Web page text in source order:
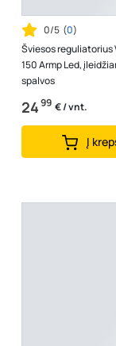
0/5 (0)
Šviesos reguliatorius
150 Armp Led,
spalvos
2499 € / vnt.
Į